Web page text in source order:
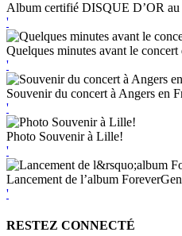
Album certifié DISQUE D’OR au
'
Quelques minutes avant le
'
Souvenir du concert à Angers en
'
Photo Souvenir à Lille!
'
Lancement de l’album
'
RESTEZ CONNECTÉ